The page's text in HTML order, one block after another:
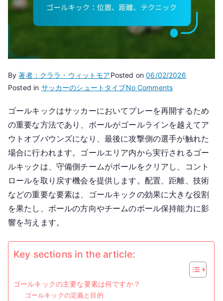
By著者：クララ・ウィットモアPosted on06/02/2026
Posted in サッカーのシュートタイプNo Commentson
ー
ル
キ
ッ
置、
距
離、
ゴールキックはサッカーにおいてプレーを再開するため
の重要な方法であり、ボールがゴールラインを越えてア
ウトオブバウンズになり、最後に攻撃側の選手が触れた
場合に行われます。ゴールエリア内から実行されるゴー
ルキックは、守備側チームがボールをクリアし、コント
ロールを取り戻す機会を提供します。配置、距離、技術
などの重要な要素は、ゴールキックの効果に大きな役割
を果たし、ボールの方向やチームのボール保持能力に影
響を与えます。
Key sections in the article:
ゴールキックの主要な要素は何ですか？
ゴールキックの定義と目的